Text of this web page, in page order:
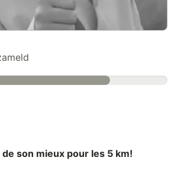
son mieux pour les 5 km!